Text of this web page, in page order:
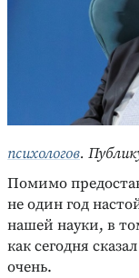
психологов.
Помимо
не один год
нашей науки, в
как сегодня сказал
очень.